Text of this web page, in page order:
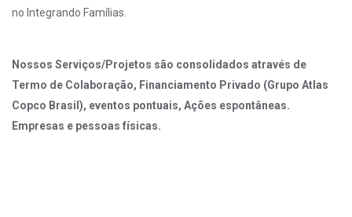
no Integrando Famílias.
Nossos Serviços/Projetos são consolidados através de
Termo de Colaboração, Financiamento Privado (Grupo Atlas
Copco Brasil), eventos pontuais, Ações espontâneas.
Empresas e pessoas físicas.